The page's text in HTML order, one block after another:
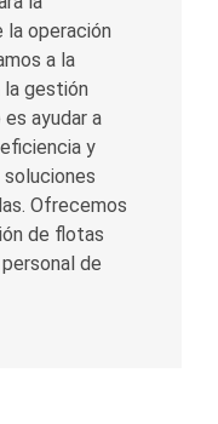
operación
a la
gestión
ayudar a
y
Ofrecemos
de flotas
de